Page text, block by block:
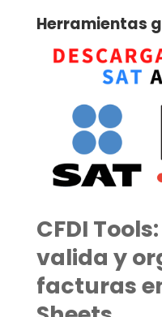
Herramientas
CFDI
valida y
facturas